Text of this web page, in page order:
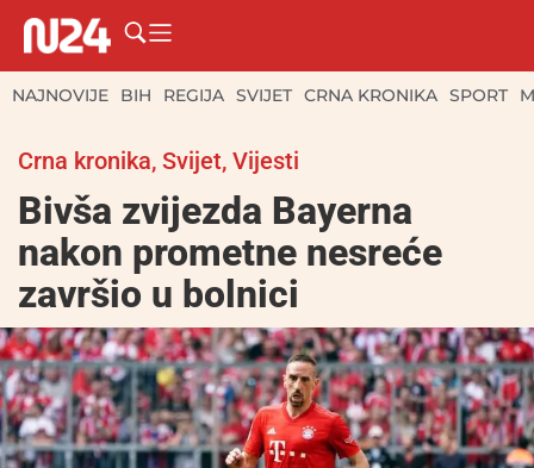
NAJNOVIJE BIH REGIJA SVIJET CRNA KRONIKA SPORT
Crna kronika, Svijet, Vijesti
Bivša zvijezda Bayerna
nakon prometne nesreće
završio u bolnici